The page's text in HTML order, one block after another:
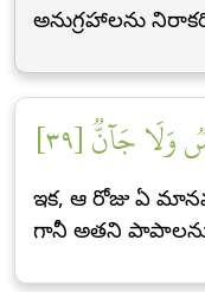
అనుగ్రహాలను
جَآنّٞ [٣٩]
ఇక, ఆ రోజు ఏ
గానీ అతని పాపాలను